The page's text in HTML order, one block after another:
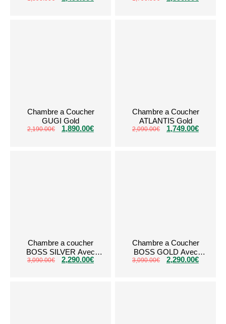
Chambre a Coucher
GUGI Gold
2,190.00€ 1,890.00€
Chambre a Coucher
ATLANTIS Gold
2,090.00€ 1,749.00€
Chambre a coucher
BOSS SILVER Avec
Coffre
3,090.00€ 2,290.00€
Chambre a Coucher
BOSS GOLD Avec
Coffre
3,090.00€ 2,290.00€